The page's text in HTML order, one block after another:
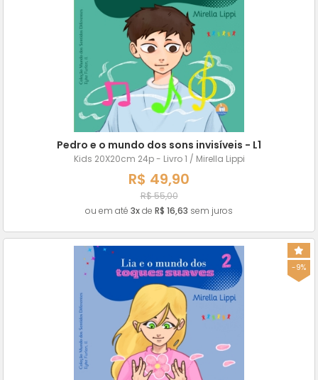
Pedro e o mundo dos sons invisíveis - L1
Kids 20X20cm 24p - Livro 1 / Mirella Lippi
R$ 49,90
R$ 55,00
ou em até 3xde R$ 16,63 sem juros
-9%